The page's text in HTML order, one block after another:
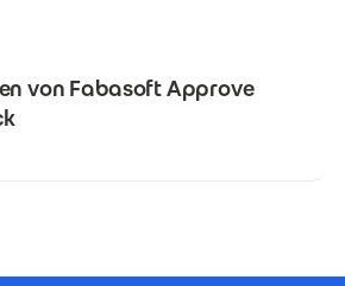
von Fabasoft Approve